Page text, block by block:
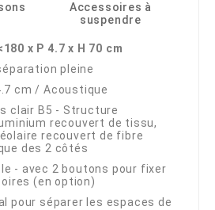
Accessoires à
suspendre
x P 4.7 x H 70 cm
pleine
cm / Acoustique
clair B5 - Structure
recouvert de tissu,
recouvert de fibre
des 2 côtés
- avec 2 boutons pour fixer
(en option)
pour séparer les espaces de